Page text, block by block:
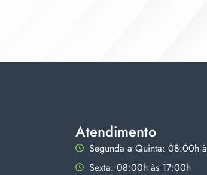
Atendimento
Segunda a Quinta: 08:00h
Sexta: 08:00h às 17:00h